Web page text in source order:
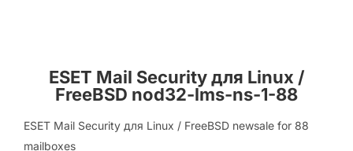
ESET Mail Security для Linux /
FreeBSD nod32-lms-ns-1-88
ESET Mail Security для Linux / FreeBSD newsale for 88
mailboxes